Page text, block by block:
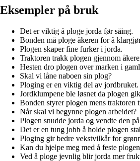
Eksempler på bruk
Det er viktig å ploge jorda før såing.
Bonden må ploge åkeren for å
Plogen skaper fine furker i jorda.
Traktoren trakk plogen gjennom
Hesten dro plogen over marken i
Skal vi låne naboen sin plog?
Ploging er en viktig del av jordbruket.
Jordklumpene ble løsnet da plogen
Bonden styrer plogen mens traktoren
Når skal vi begynne plogen arbeidet?
Plogen snudde jorda og vendte den
Det er en tung jobb å holde plogen
Ploging gir bedre vekstvilkår for
Kan du hjelpe meg med å feste
Ved å ploge jevnlig blir jorda mer